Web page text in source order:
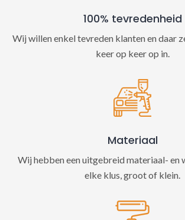
100% tevredenheid
Wij willen enkel tevreden klanten en daar
keer op keer op in.
Materiaal
Wij hebben een uitgebreid materiaal- en
elke klus, groot of klein.